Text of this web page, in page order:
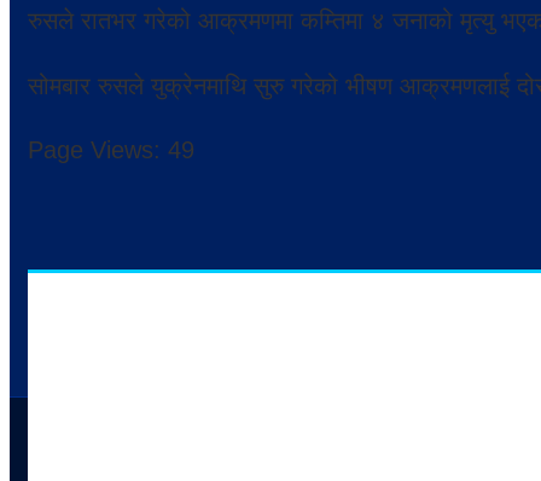
रुसले रातभर गरेको आक्रमणमा कम्तिमा ४ जनाको मृत्यु
सोमबार रुसले युक्रेनमाथि सुरु गरेको भीषण आक्रमणलाई
Page Views: 49